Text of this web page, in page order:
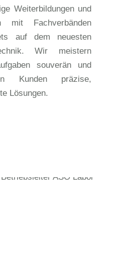
Weiterbildungen und
mit Fachverbänden
auf dem neuesten
Wir meistern
souverän und
Kunden präzise,
Lösungen.